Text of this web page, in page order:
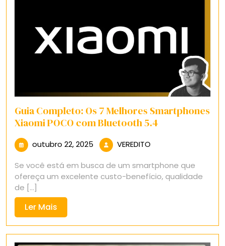
Guia Completo: Os 7 Melhores Smartphones
Xiaomi POCO com Bluetooth 5.4
outubro 22, 2025 outubro
2025
VEREDITO
Se você está em busca de um smartphone que
ofereça um excelente custo-benefício, qualidade
de [...]
Ler Mais
Mais